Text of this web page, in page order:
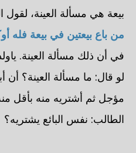
بيعة هي مسألة العينة،
من باع بيعتين في بيعة فله
في أن ذلك مسألة العينة.
لو قال: ما مسألة العينة؟ أن
مؤجل ثم أشتريه منه بأقل
الطالب: نفس البائع يشتريه؟